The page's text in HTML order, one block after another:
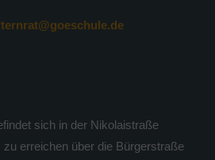
sich in der Nikolaistraße
erreichen über die Bürgerstraße